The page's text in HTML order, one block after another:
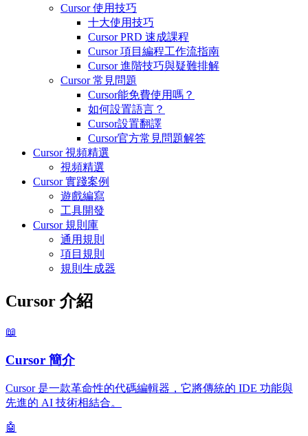
Cursor 使用技巧
十大使用技巧
Cursor PRD 速成課程
Cursor 項目編程工作流指南
Cursor 進階技巧與疑難排解
Cursor 常見問題
Cursor能免費使用嗎？
如何設置語言？
Cursor設置翻譯
Cursor官方常見問題解答
Cursor 視頻精選
視頻精選
Cursor 實踐案例
遊戲編寫
工具開發
Cursor 規則庫
通用規則
項目規則
規則生成器
Cursor 介紹
📖
Cursor 簡介
Cursor 是一款革命性的代碼編輯器，它將傳統的 IDE 功能與
先進的 AI 技術相結合。
🤖